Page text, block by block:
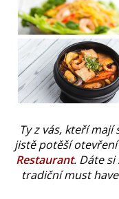
Ty z vás, kteří
jistě potěší
Restaurant. Dáte
tradiční must